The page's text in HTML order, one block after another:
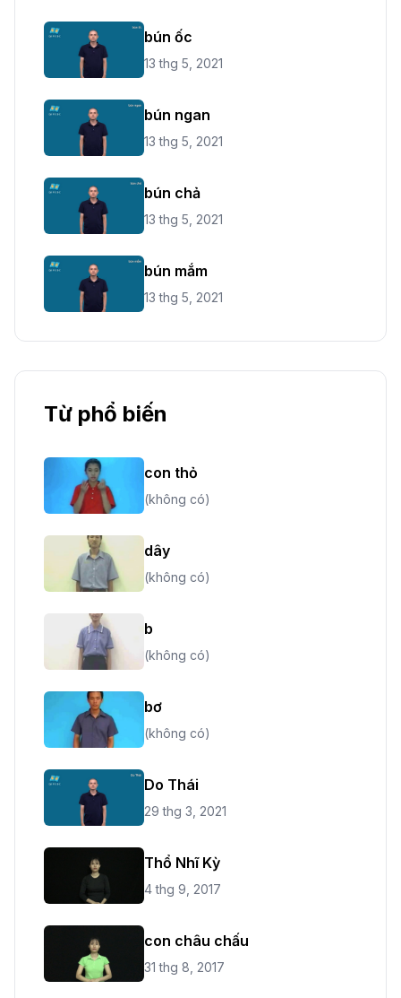
bún ốc
13 thg 5, 2021
bún ngan
13 thg 5, 2021
bún chả
13 thg 5, 2021
bún mắm
13 thg 5, 2021
Từ phổ biến
con thỏ
(không có)
dây
(không có)
b
(không có)
bơ
(không có)
Do Thái
29 thg 3, 2021
Thổ Nhĩ Kỳ
4 thg 9, 2017
con châu chấu
31 thg 8, 2017